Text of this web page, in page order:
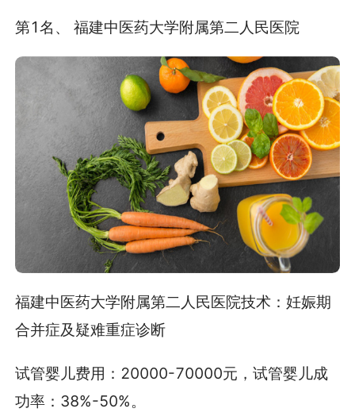
第1名、 福建中医药大学附属第二人民医院
福建中医药大学附属第二人民医院技术：妊娠期
合并症及疑难重症诊断
试管婴儿费用：20000-70000元，试管婴儿成
功率：38%-50%。